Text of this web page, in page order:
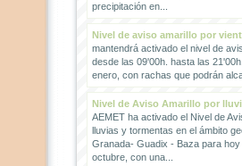
precipitación en...
Nivel de aviso amarillo por
mantendrá activado el nivel de
desde las 09'00h. hasta las
enero, con rachas que podrán
Nivel de Aviso Amarillo por
AEMET ha activado el Nivel de
lluvias y tormentas en el ámbito
Granada- Guadix - Baza para
octubre, con una...